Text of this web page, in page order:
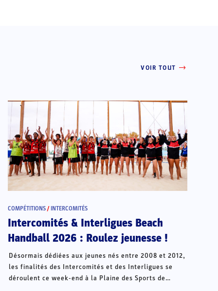
VOIR TOUT
COMPÉTITIONS / INTERCOMITÉS
Intercomités & Interligues Beach
Handball 2026 : Roulez jeunesse !
Désormais dédiées aux jeunes nés entre 2008 et 2012,
les finalités des Intercomités et des Interligues se
déroulent ce week-end à la Plaine des Sports de